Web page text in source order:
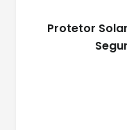
Protetor